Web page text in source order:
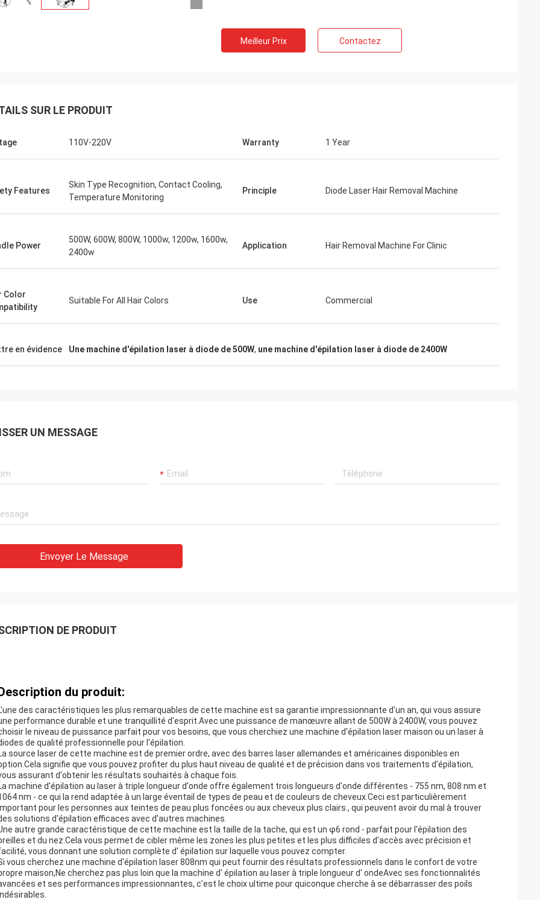
Meilleur Prix Contactez
SUR LE PRODUIT
110V-220V Warranty 1 Year
Features
Skin Type Recognition, Contact Cooling,
Temperature Monitoring
Principle Diode Laser Hair Removal Machine
Power
500W, 600W, 800W, 1000w, 1200w, 1600w,
2400w
Application Hair Removal Machine For Clinic
Color
Suitable For All Hair Colors Use Commercial
en évidence Une machine d'épilation laser à diode de 500W, une machine d'épilation laser à diode de 2400W
UN MESSAGE
Envoyer Le Message
DE PRODUIT
du produit:
des caractéristiques les plus remarquables de cette machine est sa garantie impressionnante d'un an, qui vous assure
performance durable et une tranquillité d'esprit.Avec une puissance de manœuvre allant de 500W à 2400W, vous pouvez
le niveau de puissance parfait pour vos besoins, que vous cherchiez une machine d'épilation laser maison ou un laser à
de qualité professionnelle pour l'épilation.
source laser de cette machine est de premier ordre, avec des barres laser allemandes et américaines disponibles en
signifie que vous pouvez profiter du plus haut niveau de qualité et de précision dans vos traitements d'épilation,
assurant d'obtenir les résultats souhaités à chaque fois.
machine d'épilation au laser à triple longueur d'onde offre également trois longueurs d'onde différentes - 755 nm, 808 nm et
nm - ce qui la rend adaptée à un large éventail de types de peau et de couleurs de cheveux.Ceci est particulièrement
pour les personnes aux teintes de peau plus foncées ou aux cheveux plus clairs., qui peuvent avoir du mal à trouver
solutions d'épilation efficaces avec d'autres machines.
autre grande caractéristique de cette machine est la taille de la tache, qui est un φ6 rond - parfait pour l'épilation des
et du nez.Cela vous permet de cibler même les zones les plus petites et les plus difficiles d'accès avec précision et
vous donnant une solution complète d' épilation sur laquelle vous pouvez compter.
vous cherchez une machine d'épilation laser 808nm qui peut fournir des résultats professionnels dans le confort de votre
maison,Ne cherchez pas plus loin que la machine d' épilation au laser à triple longueur d' ondeAvec ses fonctionnalités
et ses performances impressionnantes, c'est le choix ultime pour quiconque cherche à se débarrasser des poils